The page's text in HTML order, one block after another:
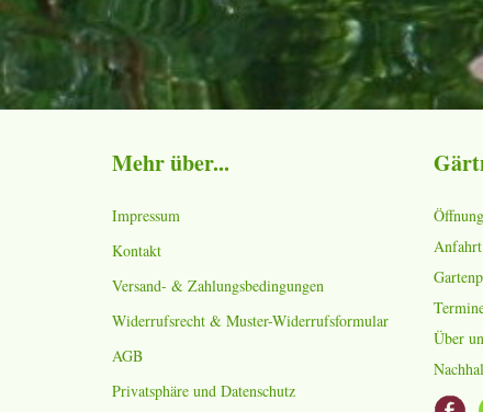
Mehr über...
Impressum
Kontakt
Versand- & Zahlungsbedingungen
Widerrufsrecht & Muster-Widerrufsformular
AGB
Privatsphäre und Datenschutz
Anfahrt
Über